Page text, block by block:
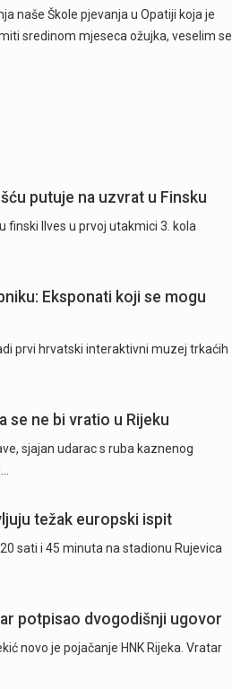
naše Škole pjevanja u Opatiji koja je
sredinom mjeseca ožujka, veselim se
putuje na uzvrat u Finsku
finski Ilves u prvoj utakmici 3. kola
Eksponati koji se mogu
prvi hrvatski interaktivni muzej trkaćih
se ne bi vratio u Rijeku
sjajan udarac s ruba kaznenog
težak europski ispit
sati i 45 minuta na stadionu Rujevica
potpisao dvogodišnji ugovor
novo je pojačanje HNK Rijeka. Vratar